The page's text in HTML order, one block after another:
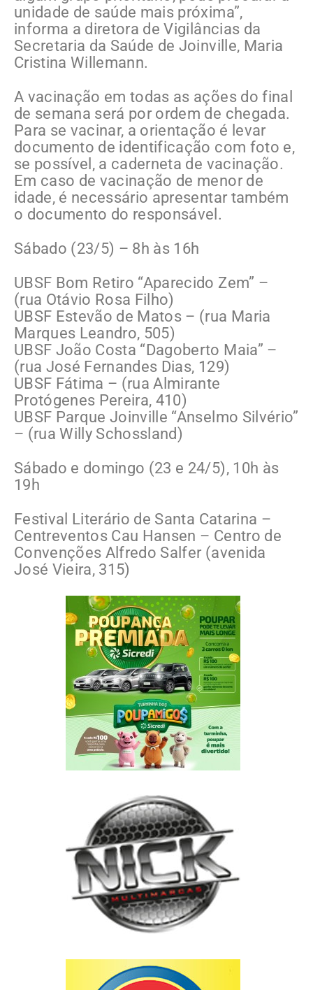
unidade de saúde mais próxima”,
informa a diretora de Vigilâncias da
Secretaria da Saúde de Joinville, Maria
Cristina Willemann.
A vacinação em todas as ações do final
de semana será por ordem de chegada.
Para se vacinar, a orientação é levar
documento de identificação com foto e,
se possível, a caderneta de vacinação.
Em caso de vacinação de menor de
idade, é necessário apresentar também
o documento do responsável.
Sábado (23/5) – 8h às 16h
UBSF Bom Retiro “Aparecido Zem” –
(rua Otávio Rosa Filho)
UBSF Estevão de Matos – (rua Maria
Marques Leandro, 505)
UBSF João Costa “Dagoberto Maia” –
(rua José Fernandes Dias, 129)
UBSF Fátima – (rua Almirante
Protógenes Pereira, 410)
UBSF Parque Joinville “Anselmo Silvério”
– (rua Willy Schossland)
Sábado e domingo (23 e 24/5), 10h às
19h
Festival Literário de Santa Catarina –
Centreventos Cau Hansen – Centro de
Convenções Alfredo Salfer (avenida
José Vieira, 315)